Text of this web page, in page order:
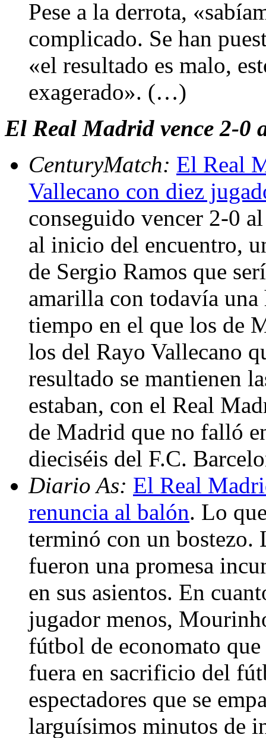
Pese a la derrota,
complicado. Se han
«el resultado es malo,
exagerado». (…)
El Real Madrid vence 2-0
CenturyMatch: El Real
Vallecano con diez
conseguido vencer 2-0
al inicio del encuentro,
de Sergio Ramos que
amarilla con todavía
tiempo en el que los de
los del Rayo Vallecano
resultado se mantienen
estaban, con el Real
de Madrid que no falló
dieciséis del F.C.
Diario As: El Real
renuncia al balón. Lo
terminó con un bostezo.
fueron una promesa
en sus asientos. En
jugador menos,
fútbol de economato
fuera en sacrificio del
espectadores que se
larguísimos minutos de